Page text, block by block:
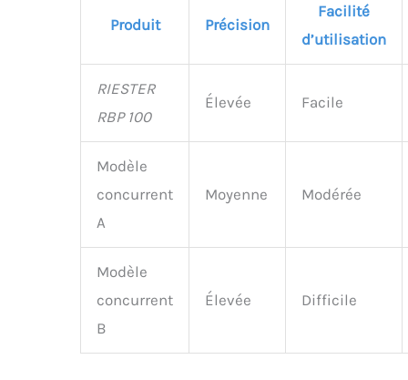
Produit Précision
Facilité
d’utilisation
RIESTER
RBP 100
Élevée Facile
Modèle
concurrent
A
Moyenne Modérée
Modèle
concurrent
B
Élevée Difficile